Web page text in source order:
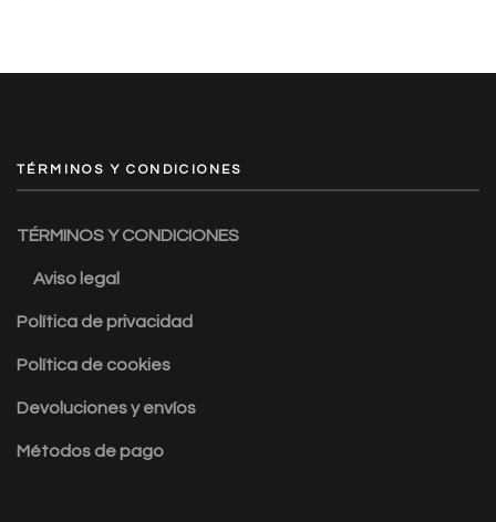
TÉRMINOS Y CONDICIONES
TÉRMINOS Y CONDICIONES
Aviso legal
Política de privacidad
Política de cookies
Devoluciones y envíos
Métodos de pago